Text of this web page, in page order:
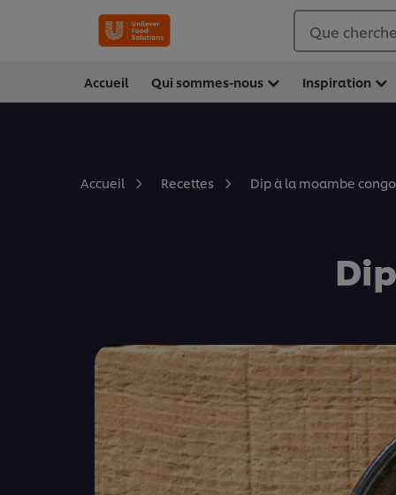
Que
Accueil Qui sommes-nous Inspiration
Accueil Recettes Dip à la moambe